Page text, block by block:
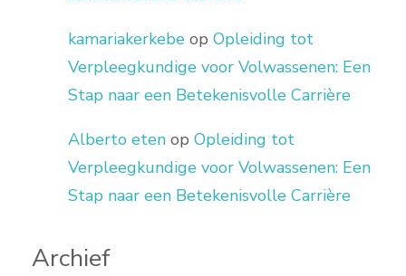
kamariakerkebe op Opleiding tot
Verpleegkundige voor Volwassenen: Een
Stap naar een Betekenisvolle Carrière
Alberto eten op Opleiding tot
Verpleegkundige voor Volwassenen: Een
Stap naar een Betekenisvolle Carrière
Archief